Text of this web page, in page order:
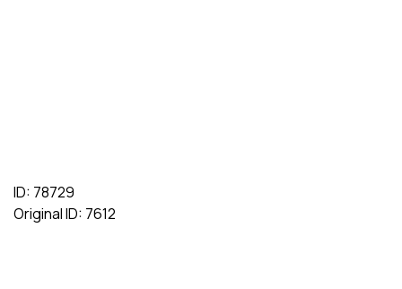
ID: 78729
Original ID: 7612